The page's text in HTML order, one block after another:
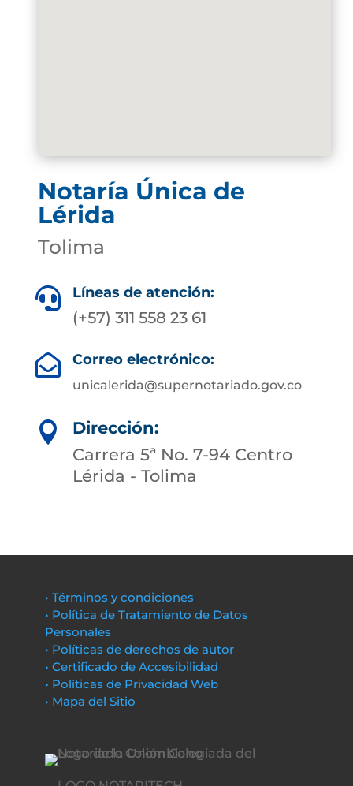
Notaría Única de
Lérida
Tolima
 Líneas de atención:
(+57) 311 558 23 61
 Correo electrónico:
unicalerida@supernotariado.gov.co

Dirección:
Carrera 5ª No. 7-94 Centro
Lérida - Tolima
• Términos y condiciones
• Política de Tratamiento de Datos
Personales
• Políticas de derechos de autor
• Certificado de Accesibilidad
• Políticas de Privacidad Web
• Mapa del Sitio